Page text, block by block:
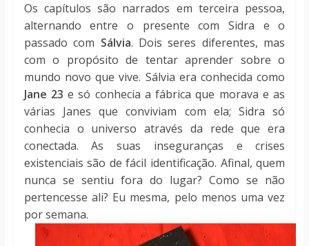
Os capítulos são narrados em terceira pessoa,
alternando entre o presente com Sidra e o
passado com Sálvia. Dois seres diferentes, mas
com o propósito de tentar aprender sobre o
mundo novo que vive. Sálvia era conhecida como
Jane 23 e só conhecia a fábrica que morava e as
várias Janes que conviviam com ela; Sidra só
conhecia o universo através da rede que era
conectada. As suas inseguranças e crises
existenciais são de fácil identificação. Afinal, quem
nunca se sentiu fora do lugar? Como se não
pertencesse ali? Eu mesma, pelo menos uma vez
por semana.